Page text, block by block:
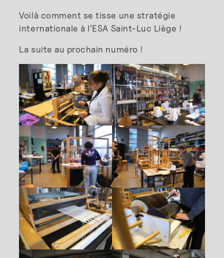
Voilà comment se tisse une stratégie
internationale à l’ESA Saint-Luc Liège !
La suite au prochain numéro !